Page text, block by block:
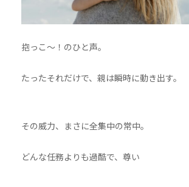
抱っこ〜！のひと声。
たったそれだけで、親は瞬時に動き出す。
その威力、まさに全集中の常中。
どんな任務よりも過酷で、尊い